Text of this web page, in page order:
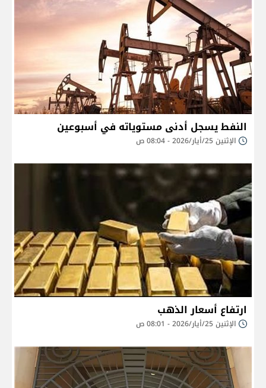
النفط يسجل أدنى مستوياته في أسبوعين
الإثنين 25/أيار/2026 - 08:04 ص
ارتفاع أسعار الذهب
الإثنين 25/أيار/2026 - 08:01 ص